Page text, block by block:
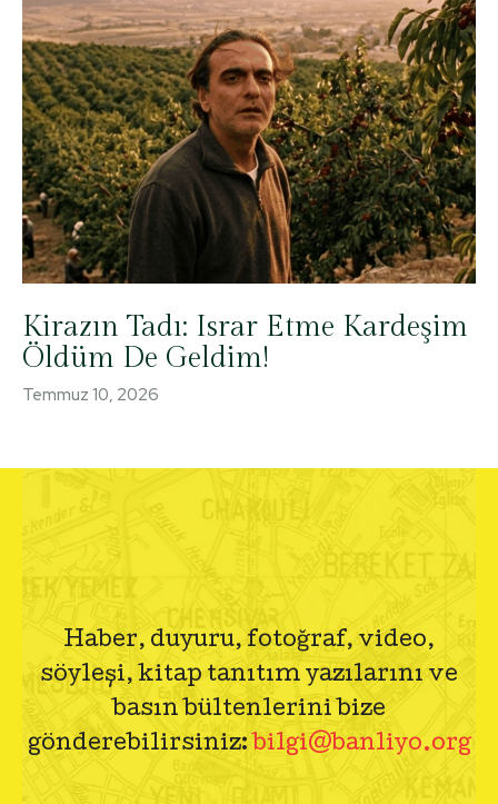
Kirazın Tadı: Israr Etme Kardeşim
Öldüm De Geldim!
Temmuz 10, 2026
Haber, duyuru, fotoğraf, video,
söyleşi, kitap tanıtım yazılarını ve
basın bültenlerini bize
gönderebilirsiniz: bilgi@banliyo.org